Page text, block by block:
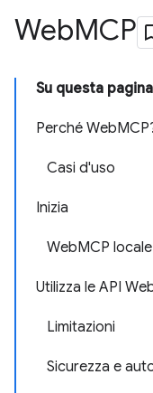
WebMCP
Su questa pagina
Perché
Casi d'uso
Inizia
WebMCP locale
Utilizza le API
Limitazioni
Sicurezza e